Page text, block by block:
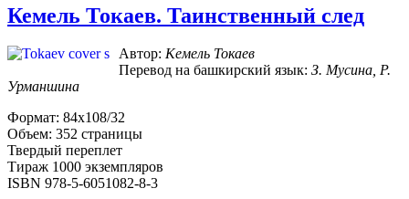
Кемель Токаев. Таинственный след
Автор: Кемель Токаев
Перевод на башкирский язык: З. Мусина, Р.
Урманшина
Формат: 84х108/32
Объем: 352 страницы
Твердый переплет
Тираж 1000 экземпляров
ISBN 978-5-6051082-8-3